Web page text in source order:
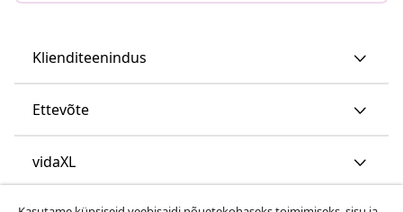
Klienditeenindus
Ettevõte
vidaXL